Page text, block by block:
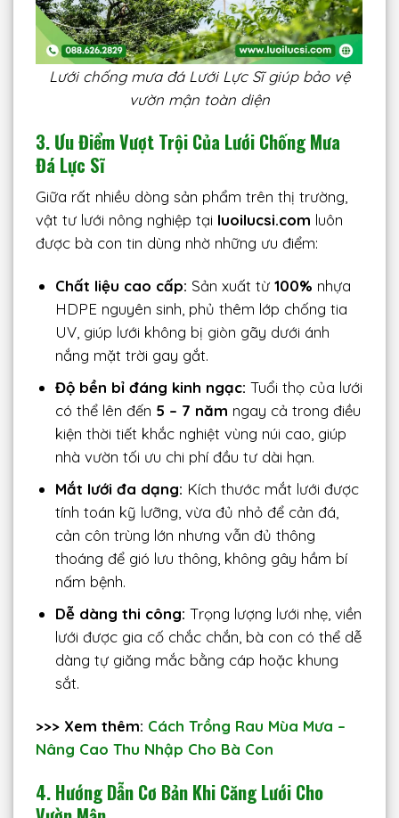
Lưới chống mưa đá Lưới Lực Sĩ giúp bảo vệ
vườn mận toàn diện
3. Ưu Điểm Vượt Trội Của Lưới Chống Mưa
Đá Lực Sĩ
Giữa rất nhiều dòng sản phẩm trên thị trường,
vật tư lưới nông nghiệp tại luoilucsi.com luôn
được bà con tin dùng nhờ những ưu điểm:
Chất liệu cao cấp: Sản xuất từ100% nhựa
HDPE nguyên sinh, phủ thêm lớp chống tia
UV, giúp lưới không bị giòn gãy dưới ánh
nắng mặt trời gay gắt.
Độ bền bỉ đáng kinh ngạc: Tuổi thọ của lưới
có thể lên đến 5 – 7 năm ngay cả trong điều
kiện thời tiết khắc nghiệt vùng núi cao, giúp
nhà vườn tối ưu chi phí đầu tư dài hạn.
Mắt lưới đa dạng: Kích thước mắt lưới được
tính toán kỹ lưỡng, vừa đủ nhỏ để cản đá,
cản côn trùng lớn nhưng vẫn đủ thông
thoáng để gió lưu thông, không gây hầm bí
nấm bệnh.
Dễ dàng thi công: Trọng lượng lưới nhẹ, viền
lưới được gia cố chắc chắn, bà con có thể dễ
dàng tự giăng mắc bằng cáp hoặc khung
sắt.
>>> Xem thêm: Cách Trồng Rau Mùa Mưa –
Nâng Cao Thu Nhập Cho Bà Con
4. Hướng Dẫn Cơ Bản Khi Căng Lưới Cho